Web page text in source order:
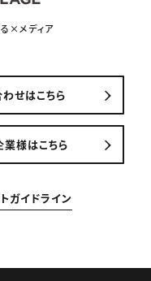
×メディア
せはこちら
業様はこちら
ガイドライン